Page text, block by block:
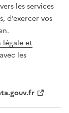
les services
d’exercer vos
légale et
les